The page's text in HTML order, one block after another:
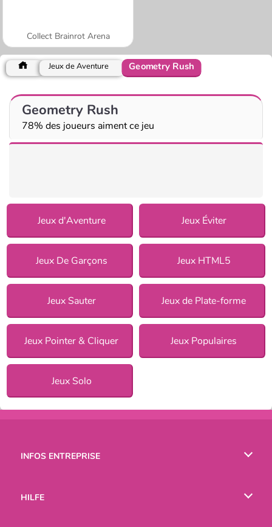
Collect Brainrot Arena
Jeux de Aventure Geometry Rush
Geometry Rush
78% des joueurs aiment ce jeu
Jeux d'Aventure Jeux Éviter
Jeux De Garçons Jeux HTML5
Jeux Sauter Jeux de Plate-forme
Jeux Pointer & Cliquer Jeux Populaires
Jeux Solo
INFOS ENTREPRISE
HILFE